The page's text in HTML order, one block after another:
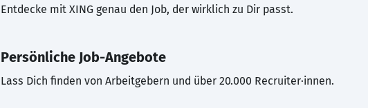
Entdecke mit XING genau den Job, der wirklich zu Dir passt.
Persönliche Job-Angebote
Lass Dich finden von Arbeitgebern und über 20.000 Recruiter·innen.